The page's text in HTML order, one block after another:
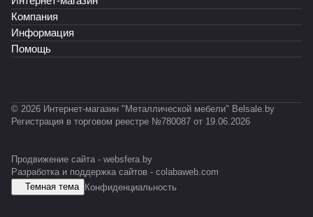
В
C
-
0
Компания
Информация
Помощь
© 2026 Интернет-магазин "Металлической мебели" Belsale.by
Регистрация в торговом реестре №780087 от 19.06.2026
Продвижение сайта - websfera.by
Разработка и поддержка сайтов - colabaweb.com
Темная тема Конфиденциальность